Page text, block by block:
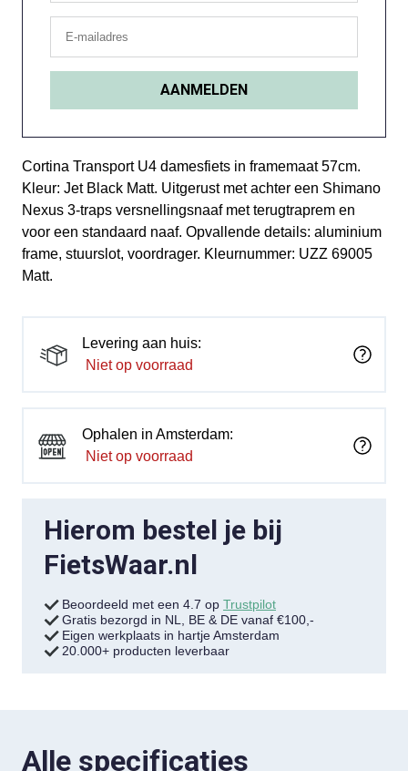
Cortina Transport U4 damesfiets in framemaat 57cm.
Kleur: Jet Black Matt. Uitgerust met achter een Shimano
Nexus 3-traps versnellingsnaaf met terugtraprem en
voor een standaard naaf. Opvallende details: aluminium
frame, stuurslot, voordrager. Kleurnummer: UZZ 69005
Matt.
Levering aan huis:
Niet op voorraad
Ophalen in Amsterdam:
Niet op voorraad
Hierom bestel je bij
FietsWaar.nl
Beoordeeld met een 4.7 op Trustpilot
Gratis bezorgd in NL, BE & DE vanaf €100,-
Eigen werkplaats in hartje Amsterdam
20.000+ producten leverbaar
Alle specificaties